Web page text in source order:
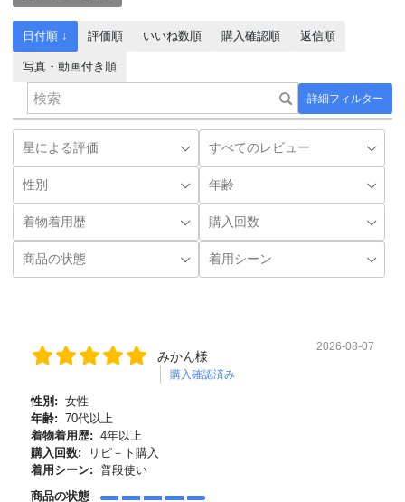
詳細フィルター
日付順 ↓ 評価順 いいね数順 購入確認順 返信順
写真・動画付き順
みかん様
購入確認済み
2026-08-07
性別: 女性
年齢: 70代以上
着物着用歴: 4年以上
購入回数:
リピ－ト購入
着用シーン: 普段使い
商品の状態